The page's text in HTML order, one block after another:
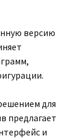
версию
для
предлагает
и